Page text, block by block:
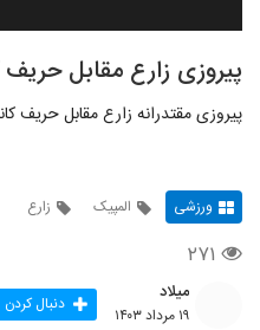
پیروزی زارع مقابل حریف
پیروزی مقتدرانه زارع مقابل حریف
ورزشی المپیک زارع
۲۷۱
میلاد
۱۹ مرداد ۱۴۰۳ دنبال کردن